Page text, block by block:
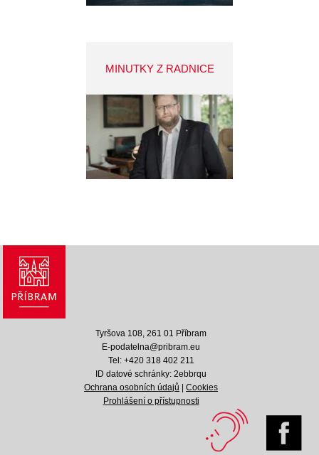
MINUTKY Z RADNICE
Tyršova 108, 261 01 Příbram
E-podatelna@pribram.eu
Tel: +420 318 402 211
ID datové schránky: 2ebbrqu
Ochrana osobních údajů |Cookies
Prohlášení o přístupnosti